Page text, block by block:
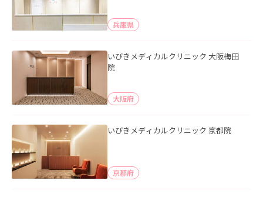
兵庫県
いびきメディカルクリニック 大阪梅田
院
大阪府
いびきメディカルクリニック 京都院
京都府